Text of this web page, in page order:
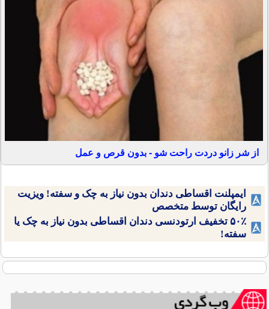
از شر زانو دردت راحت شو - بدون قرص و عمل
ایمپلنت اقساطی دندان بدون نیاز به چک و سفته! ویزیت
رایگان توسط متخصص
۵۰٪ تخفیف ارتودنسی دندان اقساطی بدون نیاز به چک یا
سفته!